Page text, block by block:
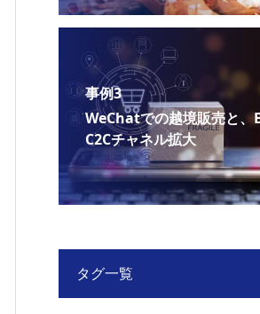
事例3
WeChatでの越境販売と、
C2Cチャネル拡大
タグ一覧